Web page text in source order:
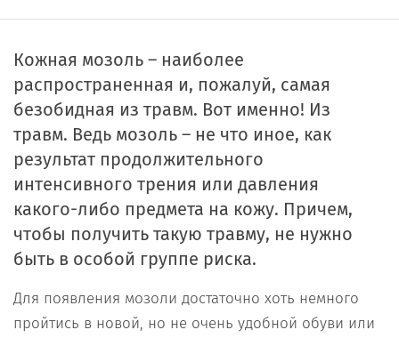
Кожная мозоль – наиболее
распространенная и, пожалуй, самая
безобидная из травм. Вот именно! Из
травм. Ведь мозоль – не что иное, как
результат продолжительного
интенсивного трения или давления
какого-либо предмета на кожу. Причем,
чтобы получить такую травму, не нужно
быть в особой группе риска.
Для появления мозоли достаточно хоть немного
пройтись в новой, но не очень удобной обуви или